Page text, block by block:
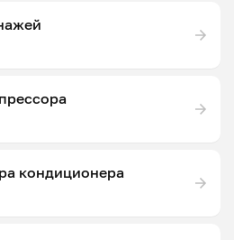
кондиционера